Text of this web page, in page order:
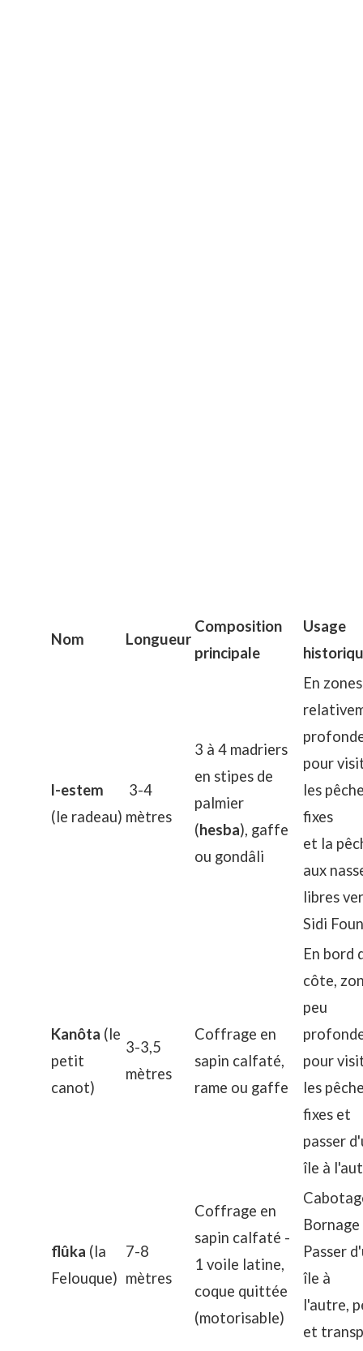
Nom Longueur
Composition
principale
Usage
l-estem
(le radeau)
3-4
mètres
3 à 4 madriers
en stipes de
palmier
(hesba), gaffe
ou gondâli
En zones
pour
les
fixes
et la
aux
libres
Sidi
Kanôta (le
petit
canot)
3-3,5
mètres
Coffrage en
sapin calfaté,
rame ou gaffe
En bord
côte,
peu
pour
les
fixes et
passer
île à
flûka (la
Felouque)
7-8
mètres
Coffrage en
sapin calfaté -
1 voile latine,
coque quittée
(motorisable)
Bornage
Passer
île à
l'autre,
et